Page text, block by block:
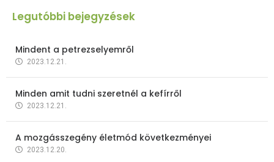
Legutóbbi bejegyzések
Mindent a petrezselyemről
2023.12.21.
Minden amit tudni szeretnél a kefírről
2023.12.21.
A mozgásszegény életmód következményei
2023.12.20.